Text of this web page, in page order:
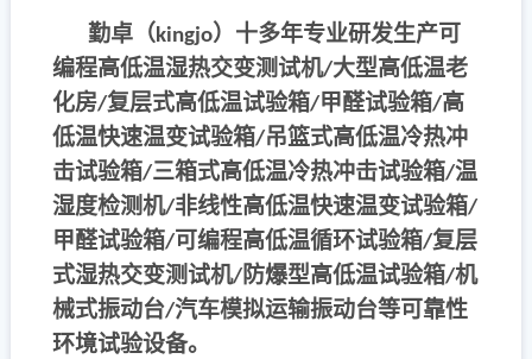
勤卓（kingjo）十多年专业研发生产可
编程高低温湿热交变测试机/大型高低温老
化房/复层式高低温试验箱/甲醛试验箱/高
低温快速温变试验箱/吊篮式高低温冷热冲
击试验箱/三箱式高低温冷热冲击试验箱/温
湿度检测机/非线性高低温快速温变试验箱/
甲醛试验箱/可编程高低温循环试验箱/复层
式湿热交变测试机/防爆型高低温试验箱/机
械式振动台/汽车模拟运输振动台等可靠性
环境试验设备。